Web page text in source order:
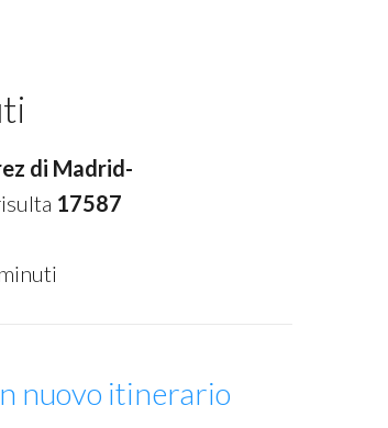
di Madrid-
17587
nuovo itinerario